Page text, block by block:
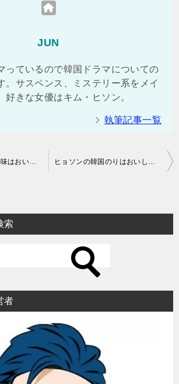
JUN
っているので韓国ドラマについての
。サスペンス、ミステリー系をメイ
好きな女優はキム・ヒソン。
執筆記事一覧
イェガムのオニオン味はおいしいのでおすすめ【韓国のお菓子】 ヒョソンの韓国のりはおいしいのでおすすめ【韓国のり】
索
者